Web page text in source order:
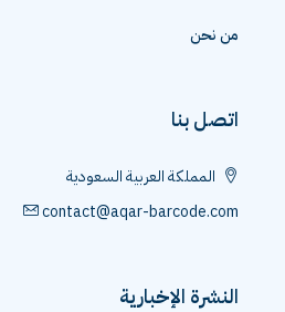
من نحن
اتصل بنا
المملكة العربية السعودية
contact@aqar-barcode.com
النشرة الإخبارية